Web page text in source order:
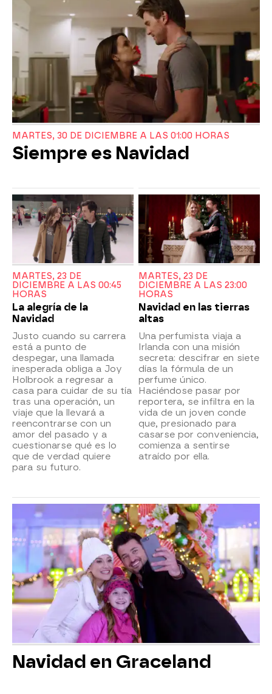
MARTES, 30 DE DICIEMBRE A LAS 01:00 HORAS
Siempre es Navidad
MARTES, 23 DE
DICIEMBRE A LAS 00:45
HORAS
La alegría de la
Navidad
Justo cuando su carrera
está a punto de
despegar, una llamada
inesperada obliga a Joy
Holbrook a regresar a
casa para cuidar de su tía
tras una operación, un
viaje que la llevará a
reencontrarse con un
amor del pasado y a
cuestionarse qué es lo
que de verdad quiere
para su futuro.
MARTES, 23 DE
DICIEMBRE A LAS 23:00
HORAS
Navidad en las tierras
altas
Una perfumista viaja a
Irlanda con una misión
secreta: descifrar en siete
días la fórmula de un
perfume único.
Haciéndose pasar por
reportera, se infiltra en la
vida de un joven conde
que, presionado para
casarse por conveniencia,
comienza a sentirse
atraído por ella.
Navidad en Graceland